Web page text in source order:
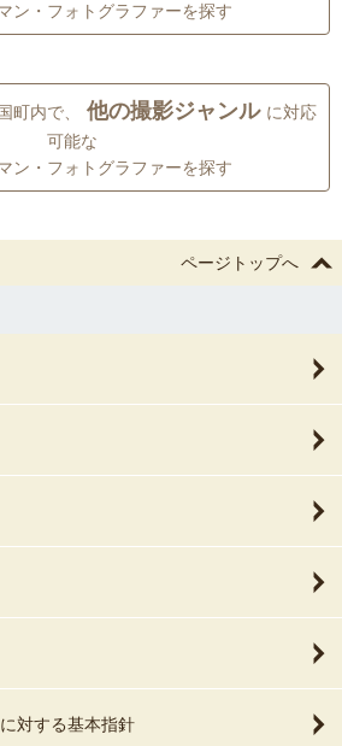
ン・フォトグラファーを探す
町内で、 他の撮影ジャンル に対応
可能な
ン・フォトグラファーを探す
ページトップへ
対する基本指針